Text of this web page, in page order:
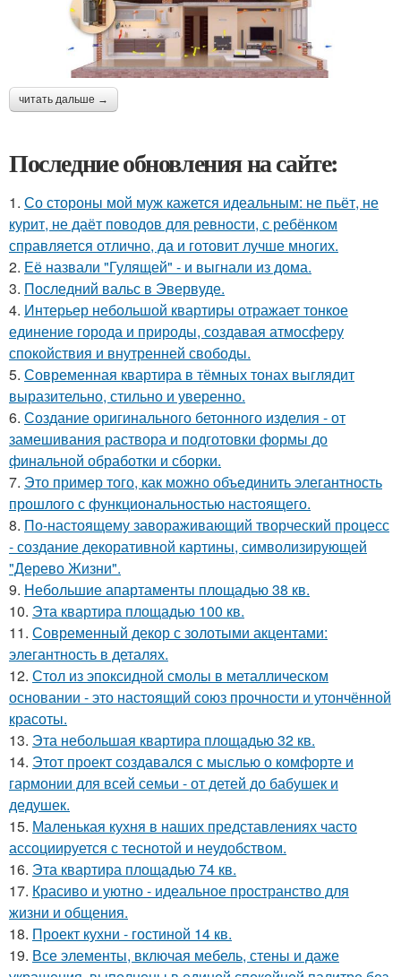
читать дальше →
Последние обновления на сайте:
1. Со стороны мой муж кажется идеальным: не пьёт, не
курит, не даёт поводов для ревности, с ребёнком
справляется отлично, да и готовит лучше многих.
2. Её назвали "Гулящей" - и выгнали из дома.
3. Последний вальс в Эвервуде.
4. Интерьер небольшой квартиры отражает тонкое
единение города и природы, создавая атмосферу
спокойствия и внутренней свободы.
5. Современная квартира в тёмных тонах выглядит
выразительно, стильно и уверенно.
6. Создание оригинального бетонного изделия - от
замешивания раствора и подготовки формы до
финальной обработки и сборки.
7. Это пример того, как можно объединить элегантность
прошлого с функциональностью настоящего.
8. По-настоящему завораживающий творческий процесс
- создание декоративной картины, символизирующей
"Дерево Жизни".
9. Небольшие апартаменты площадью 38 кв.
10. Эта квартира площадью 100 кв.
11. Современный декор с золотыми акцентами:
элегантность в деталях.
12. Стол из эпоксидной смолы в металлическом
основании - это настоящий союз прочности и утончённой
красоты.
13. Эта небольшая квартира площадью 32 кв.
14. Этот проект создавался с мыслью о комфорте и
гармонии для всей семьи - от детей до бабушек и
дедушек.
15. Маленькая кухня в наших представлениях часто
ассоциируется с теснотой и неудобством.
16. Эта квартира площадью 74 кв.
17. Красиво и уютно - идеальное пространство для
жизни и общения.
18. Проект кухни - гостиной 14 кв.
19. Все элементы, включая мебель, стены и даже